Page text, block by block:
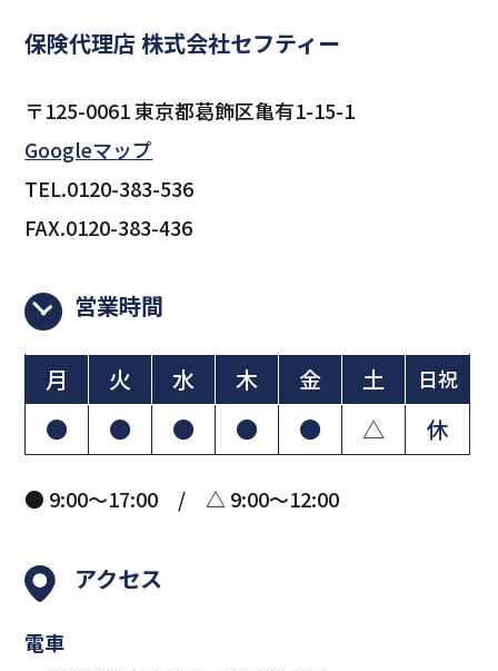
保険代理店 株式会社セフティー
〒125-0061 東京都葛飾区亀有1-15-1
Googleマップ
TEL.0120-383-536
FAX.0120-383-436
営業時間
月 火 水 木 金 土 日祝
● ● ● ● ● △ 休
● 9:00～17:00 / △ 9:00～12:00
アクセス
電車